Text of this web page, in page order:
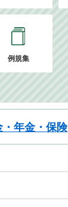
例規集
・年金・保険